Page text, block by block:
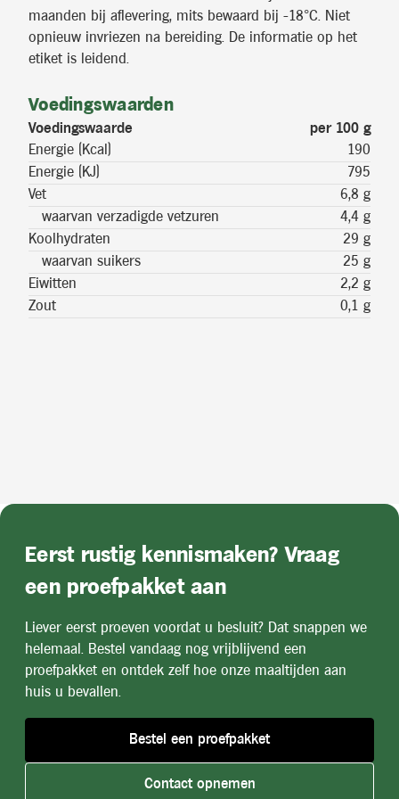
maanden bij aflevering, mits bewaard bij -18°C. Niet
opnieuw invriezen na bereiding. De informatie op het
etiket is leidend.
Voedingswaarden
Voedingswaarde
per 100 g
Energie (Kcal)
190
Energie (KJ)
795
Vet
6,8 g
waarvan verzadigde vetzuren
4,4 g
Koolhydraten
29 g
waarvan suikers
25 g
Eiwitten
2,2 g
Zout
0,1 g
Eerst rustig kennismaken? Vraag
een proefpakket aan
Liever eerst proeven voordat u besluit? Dat snappen we
helemaal. Bestel vandaag nog vrijblijvend een
proefpakket en ontdek zelf hoe onze maaltijden aan
huis u bevallen.
Bestel een proefpakket
Contact opnemen